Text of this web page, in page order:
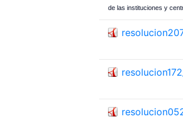
de las instituciones y